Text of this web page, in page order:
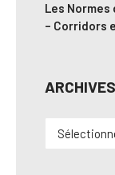
Les Normes
– Corridors
ARCHIVES
Archives